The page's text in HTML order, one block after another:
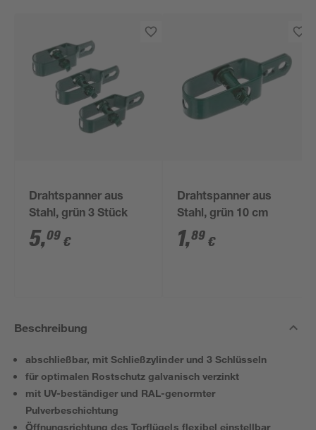
Drahtspanner aus
Stahl, grün 3 Stück
5,09 €
Drahtspanner aus
Stahl, grün 10 cm
1,89 €
Beschreibung
abschließbar, mit Schließzylinder und 3 Schlüsseln
für optimalen Rostschutz galvanisch verzinkt
mit UV-beständiger und RAL-genormter
Pulverbeschichtung
Öffnungsrichtung des Torflügels flexibel einstellbar